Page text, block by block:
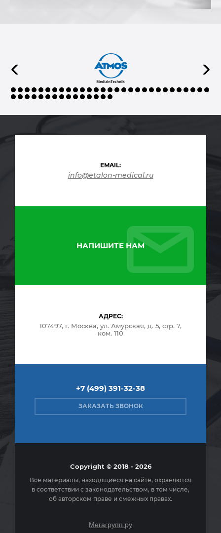
EMAIL:
info@etalon-medical.ru
НАПИШИТЕ НАМ
АДРЕС:
107497, г. Москва, ул. Амурская, д. 5, стр. 7,
ком. 110
+7 (499) 391-32-38
ЗАКАЗАТЬ ЗВОНОК
Copyright © 2018 - 2026
Все материалы, находящиеся на сайте, охраняются
в соответствии с законодательством, в том числе,
об авторском праве и смежных правах.
Мегагрупп.ру